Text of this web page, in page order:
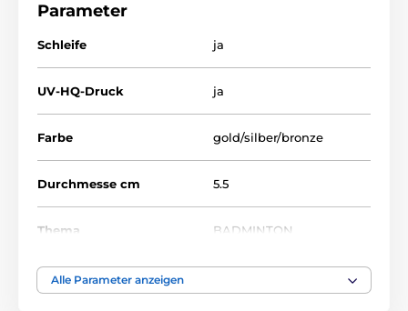
Badminton
Metallmedaillen mit Aufdruck
Parameter
Schleife ja
UV-HQ-Druck ja
Farbe gold/silber/bronze
Durchmesse cm 5.5
Thema BADMINTON
Auszeichnungstyp
Alle Parameter anzeigen